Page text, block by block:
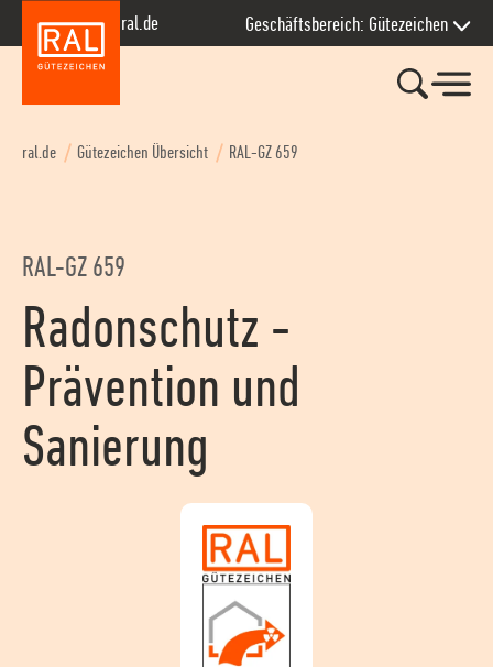
Zur Hauptnavigation springen
Zum Seiteninhalt springen
Zum Kontakt springen
Zum Footer springen
ral.de Geschäftsbereich: Gütezeichen
ral.de Gütezeichen Übersicht RAL-GZ 659
RAL-GZ 659
Radonschutz -
Prävention und
Sanierung